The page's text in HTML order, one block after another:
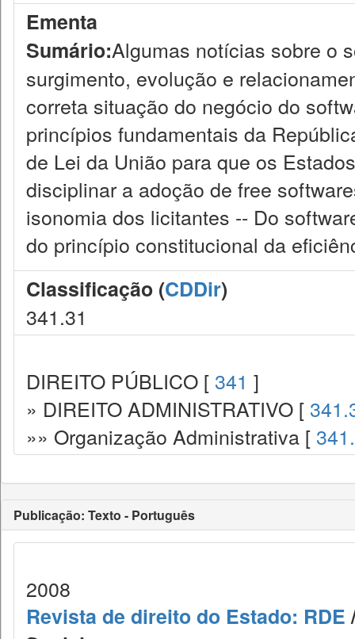
Ementa
Sumário:Algumas notícias sobre o
surgimento, evolução e
correta situação do negócio do
princípios fundamentais da
de Lei da União para que os
disciplinar a adoção de free
isonomia dos licitantes -- Do
do princípio constitucional da
Classificação (CDDir)
341.31
DIREITO PÚBLICO [ 341 ]
» DIREITO ADMINISTRATIVO [
»» Organização Administrativa [
Publicação: Texto - Português
2008
Revista de direito do Estado: RDE